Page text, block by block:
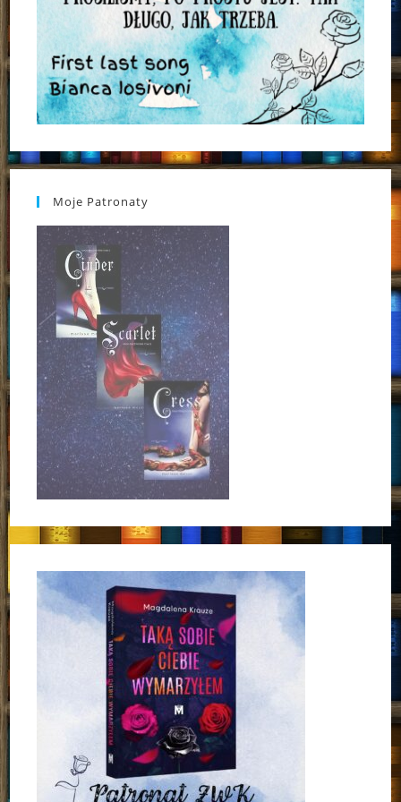
Moje Patronaty